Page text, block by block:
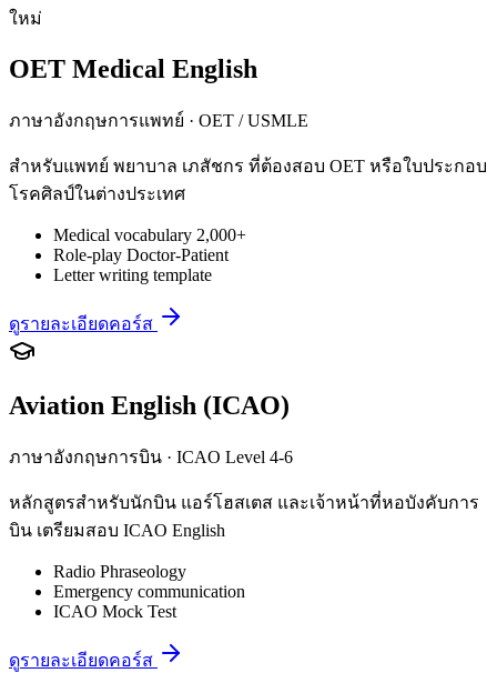
ใหม่
OET Medical English
ภาษาอังกฤษการแพทย์ · OET / USMLE
สำหรับแพทย์ พยาบาล เภสัชกร ที่ต้องสอบ OET หรือใบประกอบ
โรคศิลป์ในต่างประเทศ
Medical vocabulary 2,000+
Role-play Doctor-Patient
Letter writing template
ดูรายละเอียดคอร์ส
Aviation English (ICAO)
ภาษาอังกฤษการบิน · ICAO Level 4-6
หลักสูตรสำหรับนักบิน แอร์โฮสเตส และเจ้าหน้าที่หอบังคับการ
บิน เตรียมสอบ ICAO English
Radio Phraseology
Emergency communication
ICAO Mock Test
ดูรายละเอียดคอร์ส